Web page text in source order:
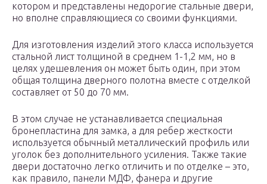
котором и представлены недорогие стальные двери,
но вполне справляющиеся со своими функциями.
Для изготовления изделий этого класса используется
стальной лист толщиной в среднем 1-1,2 мм, но в
целях удешевления он может быть один, при этом
общая толщина дверного полотна вместе с отделкой
составляет от 50 до 70 мм.
В этом случае не устанавливается специальная
бронепластина для замка, а для ребер жесткости
используется обычный металлический профиль или
уголок без дополнительного усиления. Также такие
двери достаточно легко отличить и по отделке – это,
как правило, панели МДФ, фанера и другие